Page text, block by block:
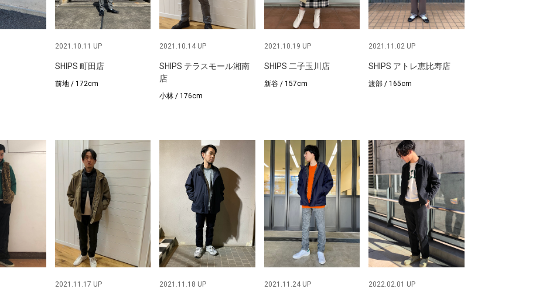
2021.10.11 UP
SHIPS 町田店
前地 / 172cm
2021.10.14 UP
SHIPS テラスモール湘南
店
小林 / 176cm
2021.10.19 UP
SHIPS 二子玉川店
新谷 / 157cm
2021.11.02 UP
SHIPS アトレ恵比寿店
渡部 / 165cm
2021.11.17 UP 2021.11.18 UP 2021.11.24 UP 2022.02.01 UP